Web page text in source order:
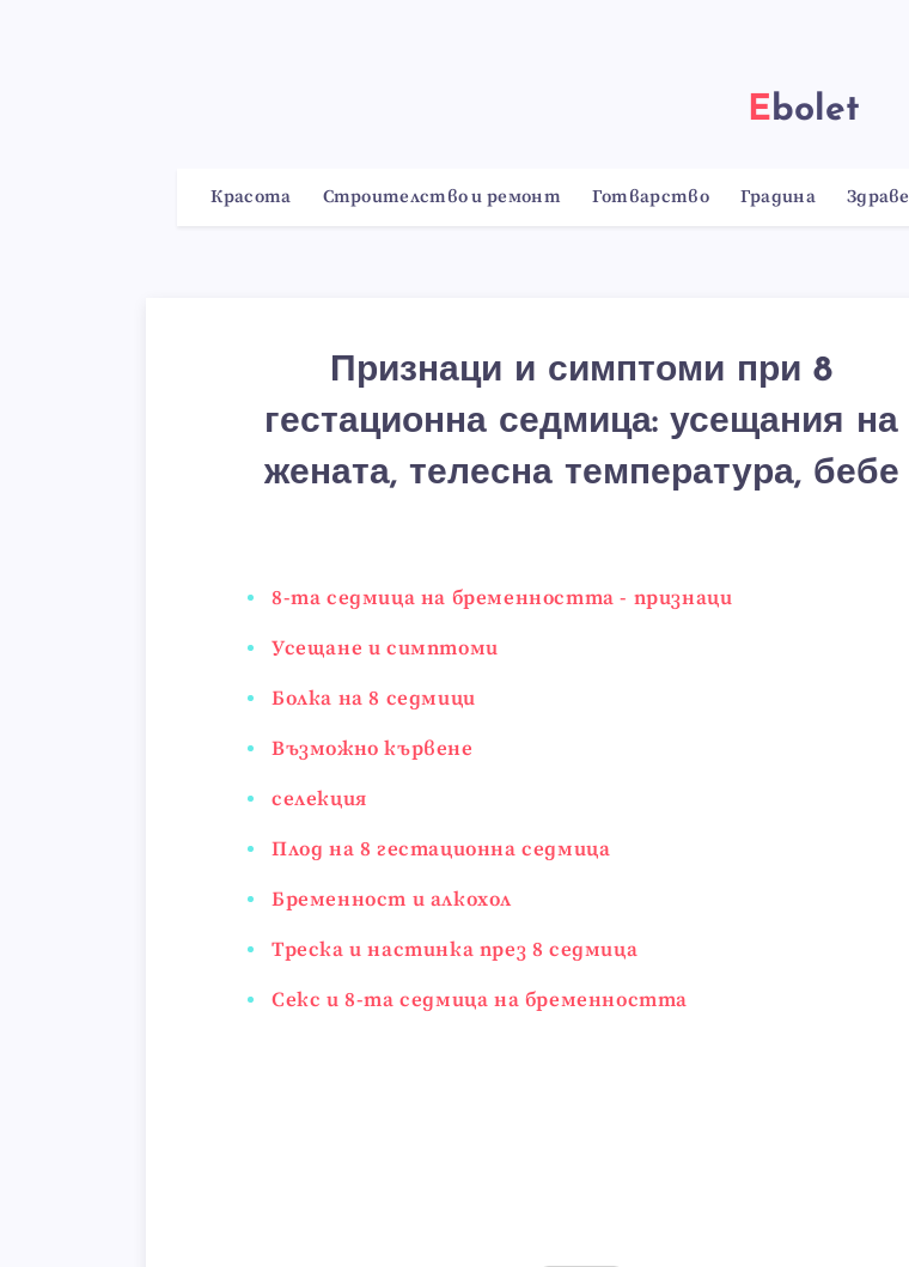
Ebolet
Красота Строителство и ремонт Готварство Градина Здраве
Признаци и симптоми при 8
гестационна седмица: усещания на
жената, телесна температура, бебе
8-та седмица на бременността - признаци
Усещане и симптоми
Болка на 8 седмици
Възможно кървене
селекция
Плод на 8 гестационна седмица
Бременност и алкохол
Треска и настинка през 8 седмица
Секс и 8-та седмица на бременността